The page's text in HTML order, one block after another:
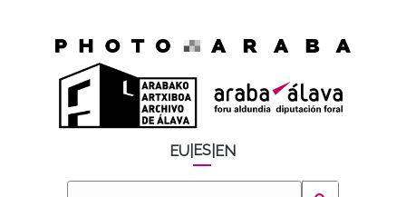
EU ES EN